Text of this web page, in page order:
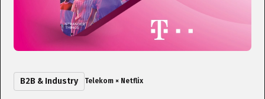
B2B & Industry Telekom × Netflix